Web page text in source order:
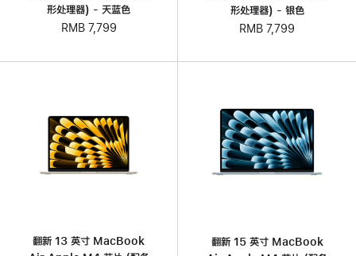
形处理器) - 天蓝色
RMB 7,799
形处理器) - 银色
RMB 7,799
翻新 13 英寸 MacBook
翻新 15 英寸 MacBook